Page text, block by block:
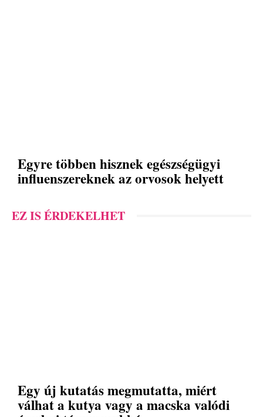
Egyre többen hisznek egészségügyi
influenszereknek az orvosok helyett
EZ IS ÉRDEKELHET
Egy új kutatás megmutatta, miért
válhat a kutya vagy a macska valódi